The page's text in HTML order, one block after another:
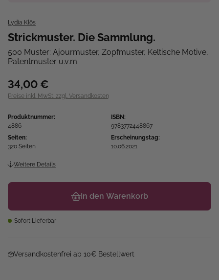
Lydia Klös
Strickmuster. Die Sammlung.
500 Muster: Ajourmuster, Zopfmuster, Keltische Motive,
Patentmuster u.v.m.
34,00 €
Preise inkl. MwSt. zzgl. Versandkosten
Produktnummer:
4886
ISBN:
9783772448867
Seiten:
320 Seiten
Erscheinungstag:
10.06.2021
Weitere Details
In den Warenkorb
Sofort Lieferbar
Versandkostenfrei ab 10€ Bestellwert